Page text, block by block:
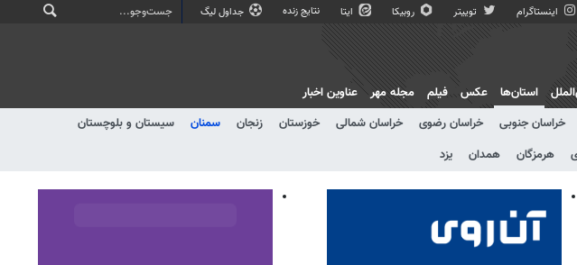
اینستاگرام توییتر روبیکا ایتا نتایج زنده جداول لیگ
استان‌ها
خراسان جنوبی خراسان رضوی خراسان شمالی خوزستان زنجان سمنان
سیستان و بلوچستان
هرمزگان همدان یزد
عکس فیلم مجله مهر عناوین اخبار